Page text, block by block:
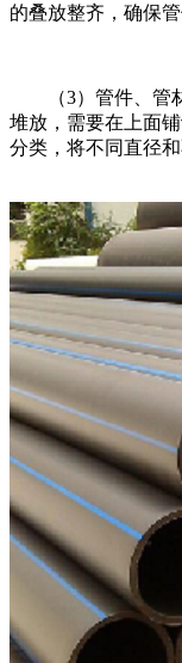
的叠放整齐，确保
（3）管件、管
堆放，需要在上面
分类，将不同直径